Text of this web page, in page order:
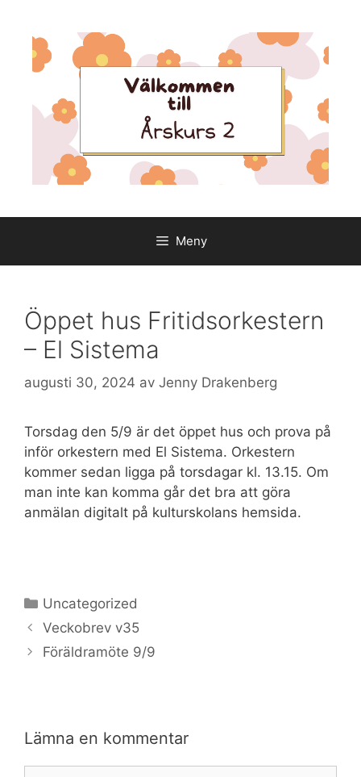
innehåll
Meny
Öppet hus Fritidsorkestern
– El Sistema
augusti 30, 2024 av Jenny Drakenberg
Torsdag den 5/9 är det öppet hus och prova på
inför orkestern med El Sistema. Orkestern
kommer sedan ligga på torsdagar kl. 13.15. Om
man inte kan komma går det bra att göra
anmälan digitalt på kulturskolans hemsida.
Kategorier
Uncategorized
Veckobrev v35
Föräldramöte 9/9
Lämna en kommentar